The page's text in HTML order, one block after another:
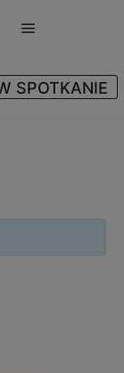
SPOTKANIE